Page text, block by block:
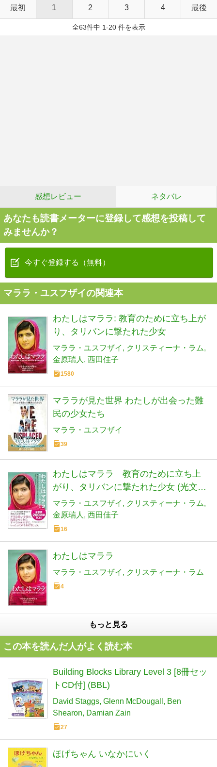
最初 1 2 3 4 最後
全63件中 1-20 件を表示
感想レビュー ネタバレ
あなたも読書メーターに登録して感想を投稿して
みませんか？
今すぐ登録する（無料）
マララ・ユスフザイの関連本
わたしはマララ: 教育のために立ち上が
り、タリバンに撃たれた少女
マララ・ユスフザイ
クリスティーナ・ラム
金原瑞人
西田佳子
1580
マララが見た世界 わたしが出会った難
民の少女たち
マララ・ユスフザイ
39
わたしはマララ 教育のために立ち上
がり、タリバンに撃たれた少女 (光文社
未来ライブラリー Mユ 1-1)
マララ・ユスフザイ
クリスティーナ・ラム
金原瑞人
西田佳子
16
わたしはマララ
マララ・ユスフザイ クリスティーナ・ラム
4
もっと見る
この本を読んだ人がよく読む本
Building Blocks Library Level 3 [8冊セッ
トCD付] (BBL)
David Staggs Glenn McDougall
Ben
Shearon
Damian Zain
27
ほげちゃん いなかにいく